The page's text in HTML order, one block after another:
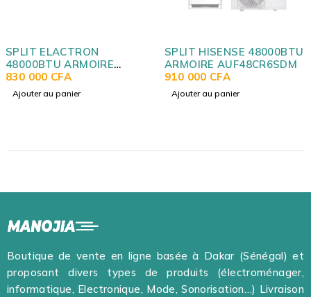
SPLIT ELACTRON
48000BTU ARMOIRE
INVERTER ENT48R1ST
830 000 CFA
Ajouter au panier
SPLIT HISENSE 48000BTU
ARMOIRE AUF48CR6SDM
910 000 CFA
Ajouter au panier
Boutique de vente en ligne basée à Dakar (Sénégal) et
proposant divers types de produits (électroménager,
informatique, Electronique, Mode, Sonorisation…) Livraison